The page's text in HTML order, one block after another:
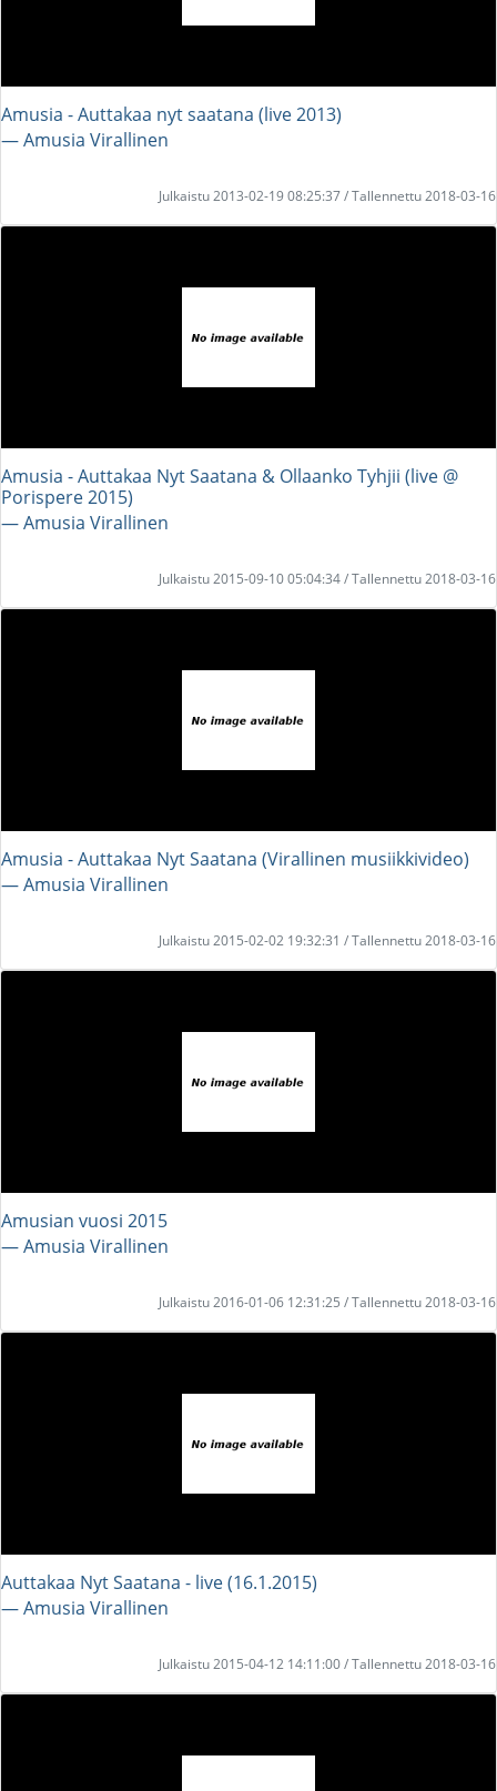
Amusia - Auttakaa nyt saatana (live 2013)
― Amusia Virallinen
Julkaistu 2013-02-19 08:25:37 / Tallennettu 2018-03-16
Amusia - Auttakaa Nyt Saatana & Ollaanko Tyhjii (live @
Porispere 2015)
― Amusia Virallinen
Julkaistu 2015-09-10 05:04:34 / Tallennettu 2018-03-16
Amusia - Auttakaa Nyt Saatana (Virallinen musiikkivideo)
― Amusia Virallinen
Julkaistu 2015-02-02 19:32:31 / Tallennettu 2018-03-16
Amusian vuosi 2015
― Amusia Virallinen
Julkaistu 2016-01-06 12:31:25 / Tallennettu 2018-03-16
Auttakaa Nyt Saatana - live (16.1.2015)
― Amusia Virallinen
Julkaistu 2015-04-12 14:11:00 / Tallennettu 2018-03-16